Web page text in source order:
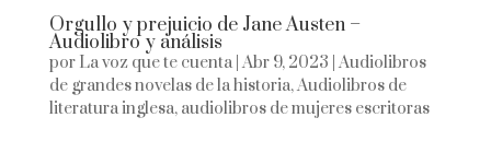
Orgullo y prejuicio de Jane Austen –
Audiolibro y análisis
por La voz que te cuenta|Abr 9, 2023 |Audiolibros
de grandes novelas de la historia,Audiolibros de
literatura inglesa, audiolibros de mujeres escritoras